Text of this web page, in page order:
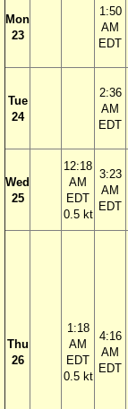
Mon
23
1:50
AM
EDT
Tue
24
2:36
AM
EDT
Wed
25
12:18
AM
EDT
0.5 kt
3:23
AM
EDT
Thu
26
1:18
AM
EDT
0.5 kt
4:16
AM
EDT